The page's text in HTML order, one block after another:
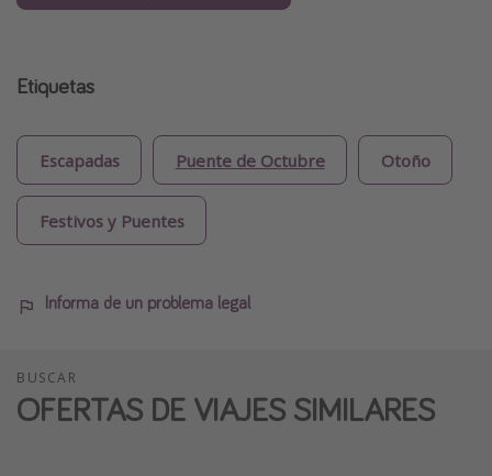
Etiquetas
Escapadas Puente de Octubre Otoño
Festivos y Puentes
Informa de un problema legal
BUSCAR
OFERTAS DE VIAJES SIMILARES